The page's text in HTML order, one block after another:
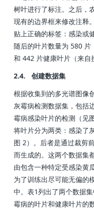
树叶进行了标注。之后，
现有的边界框来修改注释
贴上正确的标签：感染或
随后的叶片数量为 580
和 442 片健康叶片（来自
2.4. 创建数据集
根据收集到的多光谱图像
灰霉病检测数据集，包括
霉病感染叶片的检测（见
将叶片分为两类：感染了
图 2）。后者是通过裁剪
而生成的。这两个数据集
由包含一种特定受感染黄
为了训练出尽可能无偏的
中。表1列出了两个数据
霉病的叶片和健康叶片的